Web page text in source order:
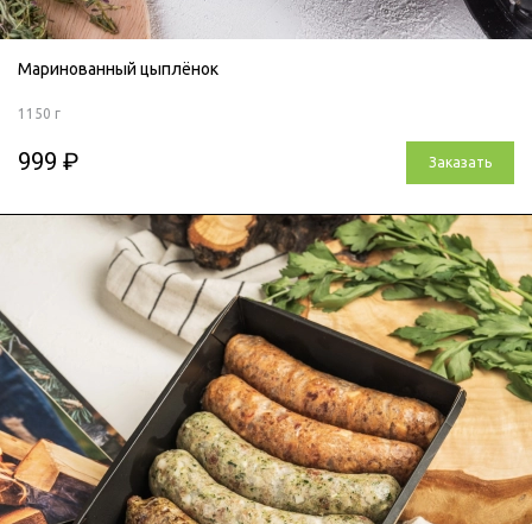
Маринованный цыплёнок
1150 г
999 ₽ Заказать